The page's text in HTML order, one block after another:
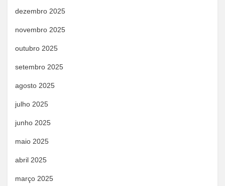
dezembro 2025
novembro 2025
outubro 2025
setembro 2025
agosto 2025
julho 2025
junho 2025
maio 2025
abril 2025
março 2025